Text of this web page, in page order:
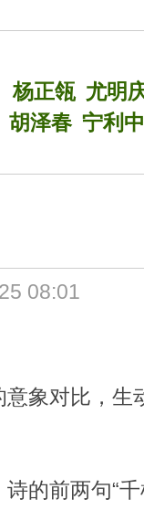
杨正瓴 尤明
胡泽春 宁利中
08:01
象对比，
的前两句“